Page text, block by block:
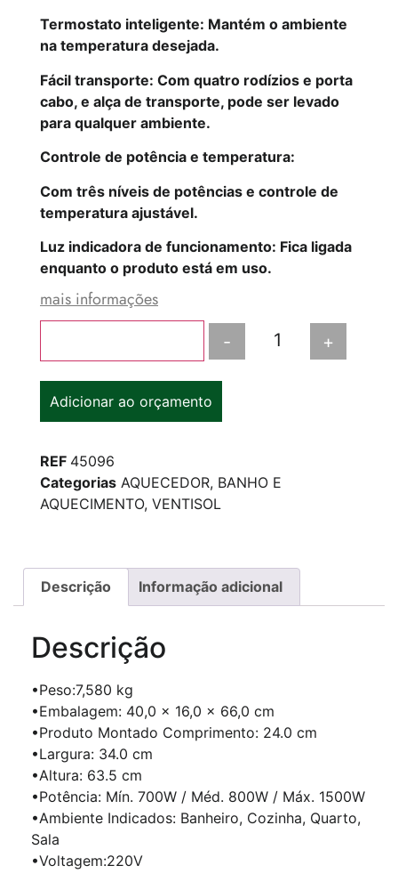
Termostato inteligente: Mantém o ambiente
na temperatura desejada.
Fácil transporte: Com quatro rodízios e porta
cabo, e alça de transporte, pode ser levado
para qualquer ambiente.
Controle de potência e temperatura:
Com três níveis de potências e controle de
temperatura ajustável.
Luz indicadora de funcionamento: Fica ligada
enquanto o produto está em uso.
mais informações
- +
Adicionar ao orçamento
REF 45096
Categorias AQUECEDOR, BANHO E
AQUECIMENTO, VENTISOL
Descrição Informação adicional
Descrição
•Peso:7,580 kg
•Embalagem: 40,0 × 16,0 × 66,0 cm
•Produto Montado Comprimento: 24.0 cm
•Largura: 34.0 cm
•Altura: 63.5 cm
•Potência: Mín. 700W / Méd. 800W / Máx. 1500W
•Ambiente Indicados: Banheiro, Cozinha, Quarto,
Sala
•Voltagem:220V